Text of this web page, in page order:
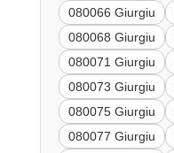
080066 Giurgiu
080068 Giurgiu
080071 Giurgiu
080073 Giurgiu
080075 Giurgiu
080077 Giurgiu